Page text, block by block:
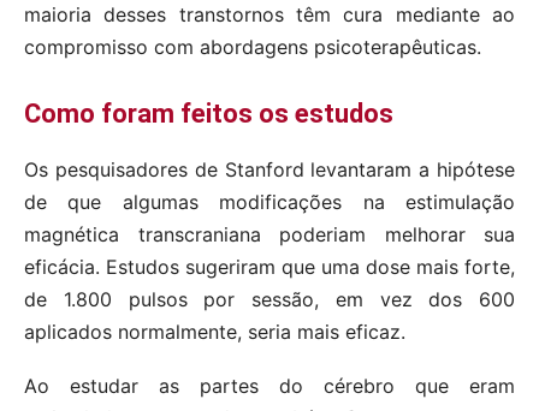
maioria desses transtornos têm cura mediante ao
compromisso com abordagens psicoterapêuticas.
Como foram feitos os estudos
Os pesquisadores de Stanford levantaram a hipótese
de que algumas modificações na estimulação
magnética transcraniana poderiam melhorar sua
eficácia. Estudos sugeriram que uma dose mais forte,
de 1.800 pulsos por sessão, em vez dos 600
aplicados normalmente, seria mais eficaz.
Ao estudar as partes do cérebro que eram